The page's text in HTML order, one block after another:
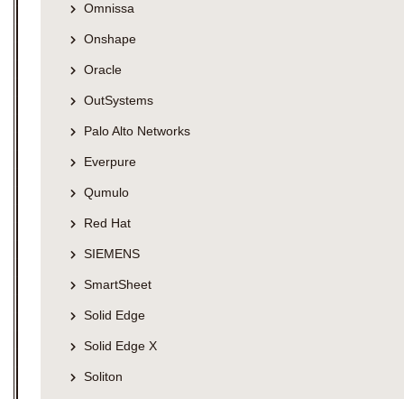
Omnissa
Onshape
Oracle
OutSystems
Palo Alto Networks
Everpure
Qumulo
Red Hat
SIEMENS
SmartSheet
Solid Edge
Solid Edge X
Soliton